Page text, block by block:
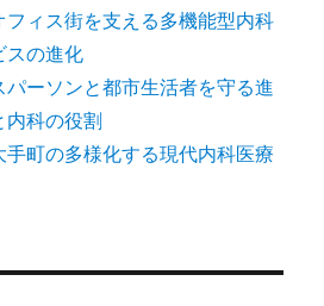
フィス街を支える多機能型内科
スの進化
パーソンと都市生活者を守る進
内科の役割
手町の多様化する現代内科医療